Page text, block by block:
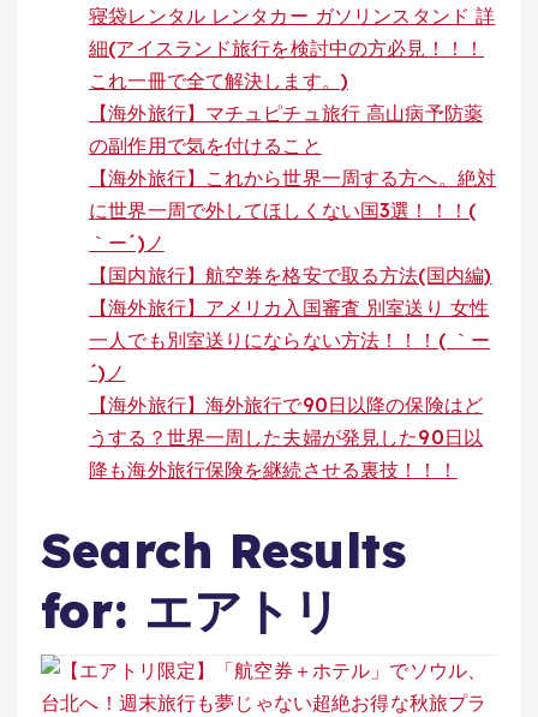
寝袋レンタル レンタカー ガソリンスタンド 詳
細(アイスランド旅行を検討中の方必見！！！
これ一冊で全て解決します。)
【海外旅行】マチュピチュ旅行 高山病予防薬
の副作用で気を付けること
【海外旅行】これから世界一周する方へ。絶対
に世界一周で外してほしくない国3選！！！(
｀ー´)ノ
【国内旅行】航空券を格安で取る方法(国内編)
【海外旅行】アメリカ入国審査 別室送り 女性
一人でも別室送りにならない方法！！！( ｀ー
´)ノ
【海外旅行】海外旅行で90日以降の保険はど
うする？世界一周した夫婦が発見した90日以
降も海外旅行保険を継続させる裏技！！！
Search Results
for: エアトリ